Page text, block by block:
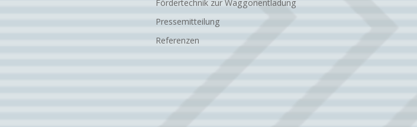
Fördertechnik zur Waggonentladung
Pressemitteilung
Referenzen